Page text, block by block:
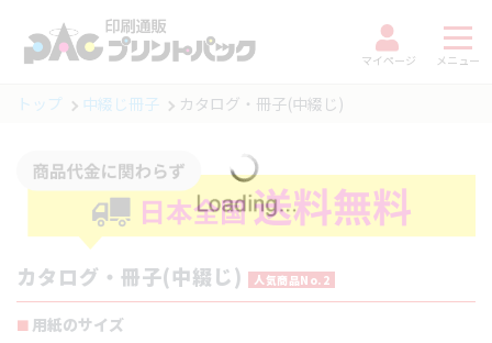
マイページ メニュー
トップ 中綴じ冊子 カタログ・冊子(中綴じ)
カタログ・冊子(中綴じ) 人気商品No.2
用紙のサイズ